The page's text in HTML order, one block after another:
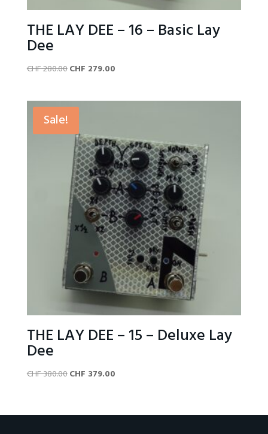
THE LAY DEE – 16 – Basic Lay
Dee
CHF280.00Original
CHF 280.00.
CHF 279.00Current
Sale!
THE LAY DEE – 15 – Deluxe Lay
Dee
CHF380.00Original
CHF 380.00.
CHF 379.00Current
CHF 379.00.